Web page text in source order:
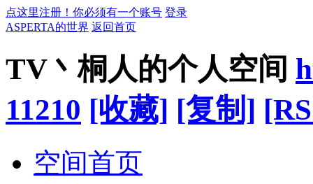
点这里注册！你必须有一个账号 登录
ASPERTA的世界 返回首页
TV丶桐人的个人空间
11210 [收藏] [复制]
空间首页